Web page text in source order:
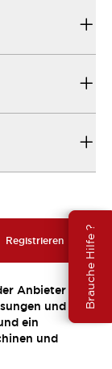
Brauche Hilfe ?
Registrieren
Anbieter
und
ein
und